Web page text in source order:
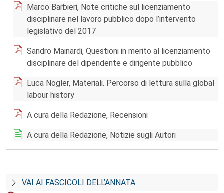
Marco Barbieri, Note critiche sul licenziamento
disciplinare nel lavoro pubblico dopo l’intervento
legislativo del 2017
Sandro Mainardi, Questioni in merito al licenziamento
disciplinare del dipendente e dirigente pubblico
Luca Nogler, Materiali. Percorso di lettura sulla global
labour history
A cura della Redazione, Recensioni
A cura della Redazione, Notizie sugli Autori
VAI AI FASCICOLI DELL’ANNATA :